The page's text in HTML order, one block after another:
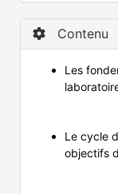
Contenu
Les
Le cycle
objectifs